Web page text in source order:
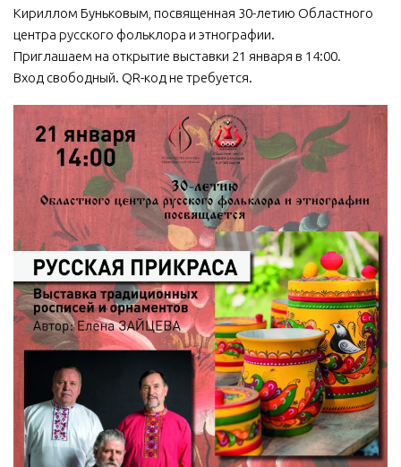
МБУ Дом культуры «Молодость»
МБУ Дом культуры «Октябрь»
МБОУ ДО «Детская школа искусств»
МБУК «Искитимский городской историко-художественный
музей»
МБУ Парк культуры и отдыха им. И.В. Коротеева
МБУК «Централизованная библиотечная система»
ДК «Россия»
Афиша
Независимая оценка качества
Контакты
Кириллом Буньковым, посвященная 30-летию Областного
центра русского фольклора и этнографии.
Приглашаем на открытие выставки 21 января в 14:00.
Вход свободный. QR-код не требуется.